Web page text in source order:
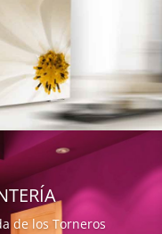
de los Torneros